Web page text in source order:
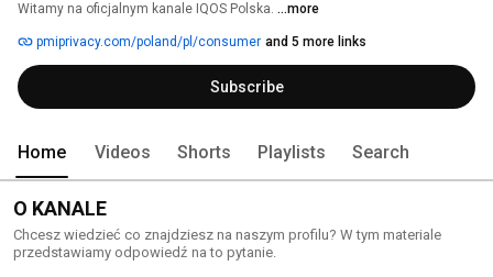
Witamy na oficjalnym kanale IQOS Polska. ...more
pmiprivacy.com/poland/pl/consumer and 5 more links
Subscribe
Home Videos Shorts Playlists Search
O KANALE
Chcesz wiedzieć co znajdziesz na naszym profilu? W tym materiale
przedstawiamy odpowiedź na to pytanie.